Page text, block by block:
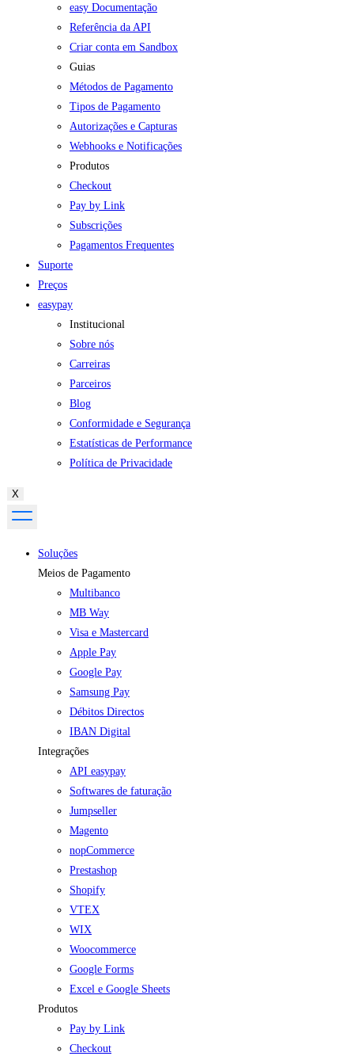
easy Documentação
Referência da API
Criar conta em Sandbox
Guias
Métodos de Pagamento
Tipos de Pagamento
Autorizações e Capturas
Webhooks e Notificações
Produtos
Checkout
Pay by Link
Subscrições
Pagamentos Frequentes
Suporte
Preços
easypay
Institucional
Sobre nós
Carreiras
Parceiros
Blog
Conformidade e Segurança
Estatísticas de Performance
Política de Privacidade
X
Soluções
Meios de Pagamento
Multibanco
MB Way
Visa e Mastercard
Apple Pay
Google Pay
Samsung Pay
Débitos Directos
IBAN Digital
Integrações
API easypay
Softwares de faturação
Jumpseller
Magento
nopCommerce
Prestashop
Shopify
VTEX
WIX
Woocommerce
Google Forms
Excel e Google Sheets
Produtos
Pay by Link
Checkout